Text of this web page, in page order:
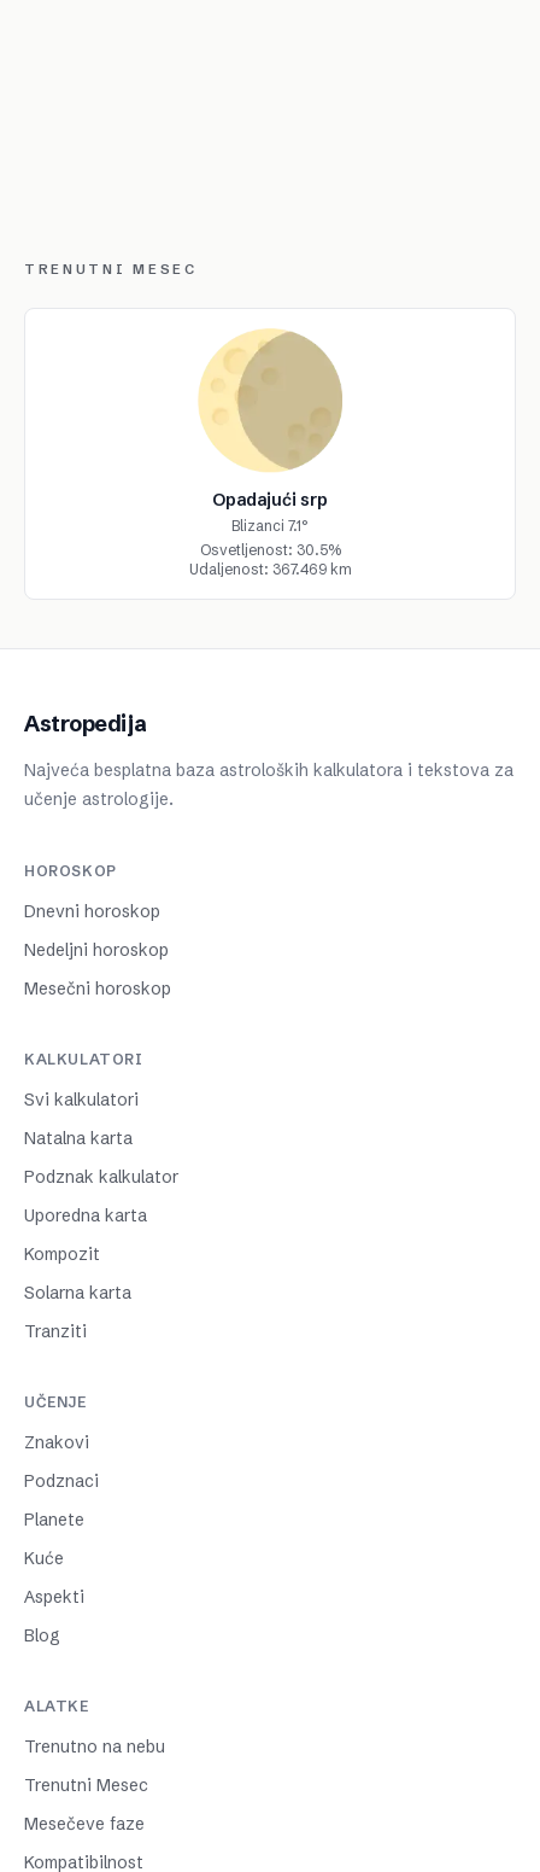
TRENUTNI MESEC
Opadajući srp
Blizanci 7.1°
Osvetljenost: 30.5%
Udaljenost: 367.469 km
Astropedija
Najveća besplatna baza astroloških kalkulatora i tekstova za
učenje astrologije.
HOROSKOP
Dnevni horoskop
Nedeljni horoskop
Mesečni horoskop
KALKULATORI
Svi kalkulatori
Natalna karta
Podznak kalkulator
Uporedna karta
Kompozit
Solarna karta
Tranziti
UČENJE
Znakovi
Podznaci
Planete
Kuće
Aspekti
Blog
ALATKE
Trenutno na nebu
Trenutni Mesec
Mesečeve faze
Kompatibilnost